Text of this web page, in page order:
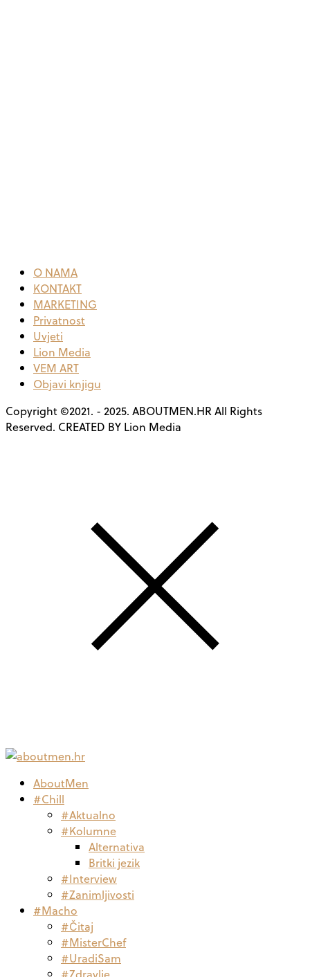
O NAMA
KONTAKT
MARKETING
Privatnost
Uvjeti
Lion Media
VEM ART
Objavi knjigu
Copyright ©2021. - 2025. ABOUTMEN.HR All Rights
Reserved. CREATED BY Lion Media
AboutMen
#Chill
#Aktualno
#Kolumne
Alternativa
Britki jezik
#Interview
#Zanimljivosti
#Macho
#Čitaj
#MisterChef
#UradiSam
#Zdravlje